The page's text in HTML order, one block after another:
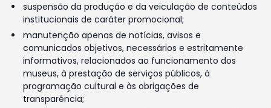
suspensão da produção e da veiculação de conteúdos
institucionais de caráter promocional;
manutenção apenas de notícias, avisos e
comunicados objetivos, necessários e estritamente
informativos, relacionados ao funcionamento dos
museus, à prestação de serviços públicos, à
programação cultural e às obrigações de
transparência;